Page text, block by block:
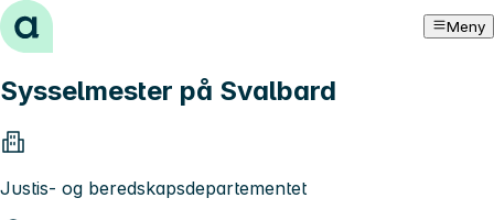
Hopp til innhold Meny
Sysselmester på Svalbard
Justis- og beredskapsdepartementet